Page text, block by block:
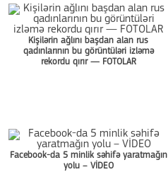
Kişilərin ağlını başdan alan rus
qadınlarının bu görüntüləri izləmə
rekordu qırır — FOTOLAR
Facebook-da 5 minlik səhifə yaratmağın
yolu – VİDEO